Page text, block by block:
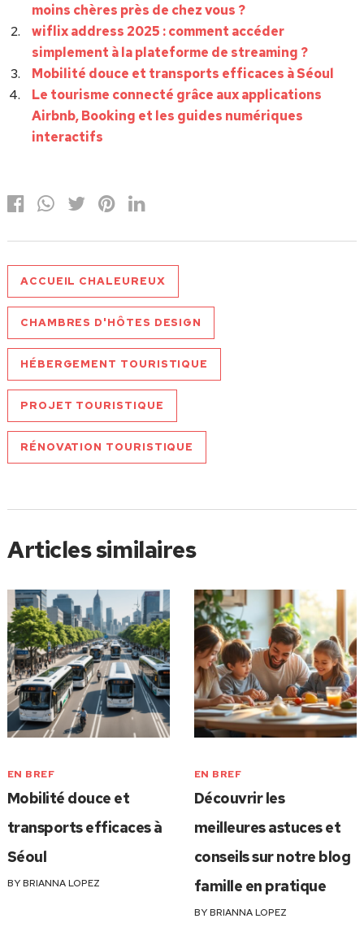
moins chères près de chez vous ?
wiflix address 2025 : comment accéder
simplement à la plateforme de streaming ?
Mobilité douce et transports efficaces à Séoul
Le tourisme connecté grâce aux applications
Airbnb, Booking et les guides numériques
interactifs
ACCUEIL CHALEUREUX
CHAMBRES D'HÔTES DESIGN
HÉBERGEMENT TOURISTIQUE
PROJET TOURISTIQUE
RÉNOVATION TOURISTIQUE
Articles similaires
EN BREF
Mobilité douce et
transports efficaces à
Séoul
BYBRIANNA LOPEZ
EN BREF
Découvrir les
meilleures astuces et
conseils sur notre blog
famille en pratique
BYBRIANNA LOPEZ